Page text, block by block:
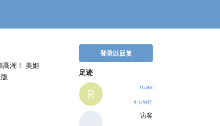
登录以回复
足迹
R ruaa
4 分钟前
访客
高潮！ 美姫